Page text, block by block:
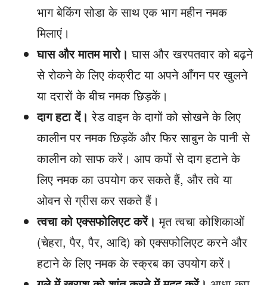
भाग बेकिंग सोडा के साथ एक भाग महीन नमक
मिलाएं।
घास और मातम मारो। घास और खरपतवार को बढ़ने
से रोकने के लिए कंक्रीट या अपने आँगन पर खुलने
या दरारों के बीच नमक छिड़कें।
दाग हटा दें। रेड वाइन के दागों को सोखने के लिए
कालीन पर नमक छिड़कें और फिर साबुन के पानी से
कालीन को साफ करें। आप कपों से दाग हटाने के
लिए नमक का उपयोग कर सकते हैं, और तवे या
ओवन से ग्रीस कर सकते हैं।
त्वचा को एक्सफोलिएट करें। मृत त्वचा कोशिकाओं
(चेहरा, पैर, पैर, आदि) को एक्सफोलिएट करने और
हटाने के लिए नमक के स्क्रब का उपयोग करें।